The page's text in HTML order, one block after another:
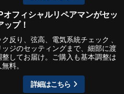
オフィシャルリペアマンがセッ
ップ！
反り、弦高、電気系統チェック 、
ッジのセッティングまで、細部に渡
整してお届け。ご購入も基本調整は
料。
詳細はこちら